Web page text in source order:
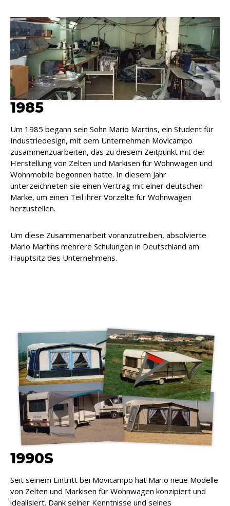
1985
Um 1985 begann sein Sohn Mario Martins, ein Student für
Industriedesign, mit dem Unternehmen Movicampo
zusammenzuarbeiten, das zu diesem Zeitpunkt mit der
Herstellung von Zelten und Markisen für Wohnwagen und
Wohnmobile begonnen hatte. In diesem Jahr
unterzeichneten sie einen Vertrag mit einer deutschen
Marke, um einen Teil ihrer Vorzelte für Wohnwagen
herzustellen.
Um diese Zusammenarbeit voranzutreiben, absolvierte
Mario Martins mehrere Schulungen in Deutschland am
Hauptsitz des Unternehmens.
1990S
Seit seinem Eintritt bei Movicampo hat Mario neue Modelle
von Zelten und Markisen für Wohnwagen konzipiert und
idealisiert. Dank seiner Kenntnisse und seines